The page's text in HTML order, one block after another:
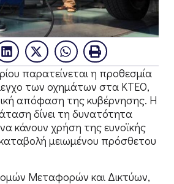
παρατείνεται η προθεσμία
των οχημάτων στα ΚΤΕΟ,
απόφαση της κυβέρνησης. Η
δίνει τη δυνατότητα
κάνουν χρήση της ευνοϊκής
μειωμένου πρόσθετου
Μεταφορών και Δικτύων,